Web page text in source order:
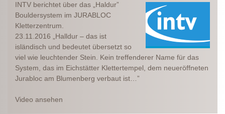
INTV berichtet über das „Haldur”
Bouldersystem im JURABLOC
Kletterzentrum.
23.11.2016 „Halldur – das ist
isländisch und bedeutet übersetzt so
viel wie leuchtender Stein. Kein treffenderer Name für das
System, das im Eichstätter Klettertempel, dem neueröffneten
Jurabloc am Blumenberg verbaut ist…”
Video ansehen